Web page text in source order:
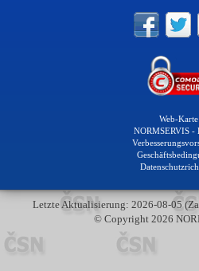
Web-Karte
NORMSERVIS -
Letzte Aktualisierung: 2026-08-05
© Copyright 2026